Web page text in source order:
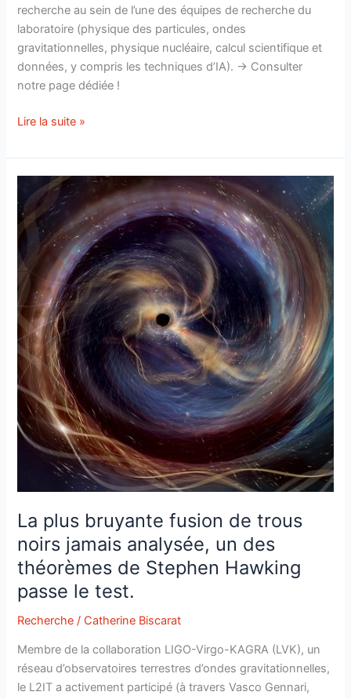
recherche au sein de l’une des équipes de recherche du
laboratoire (physique des particules, ondes
gravitationnelles, physique nucléaire, calcul scientifique et
données, y compris les techniques d’IA). → Consulter
notre page dédiée !
Le
accueille
des
stagiaires
!
Lire la suite »
La plus bruyante fusion de trous
noirs jamais analysée, un des
théorèmes de Stephen Hawking
passe le test.
Recherche / Catherine Biscarat
Membre de la collaboration LIGO-Virgo-KAGRA (LVK), un
réseau d’observatoires terrestres d’ondes gravitationnelles,
le L2IT a activement participé (à travers Vasco Gennari,